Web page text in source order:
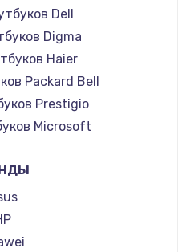
Dell
Digma
Haier
Packard Bell
Prestigio
Microsoft
Alienware
Aquarius
Gigabyte
Aorus
Maibenben